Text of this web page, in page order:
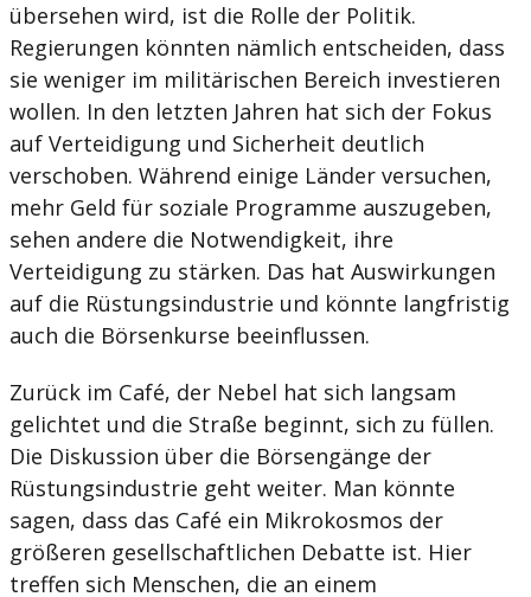
übersehen wird, ist die Rolle der Politik.
Regierungen könnten nämlich entscheiden, dass
sie weniger im militärischen Bereich investieren
wollen. In den letzten Jahren hat sich der Fokus
auf Verteidigung und Sicherheit deutlich
verschoben. Während einige Länder versuchen,
mehr Geld für soziale Programme auszugeben,
sehen andere die Notwendigkeit, ihre
Verteidigung zu stärken. Das hat Auswirkungen
auf die Rüstungsindustrie und könnte langfristig
auch die Börsenkurse beeinflussen.
Zurück im Café, der Nebel hat sich langsam
gelichtet und die Straße beginnt, sich zu füllen.
Die Diskussion über die Börsengänge der
Rüstungsindustrie geht weiter. Man könnte
sagen, dass das Café ein Mikrokosmos der
größeren gesellschaftlichen Debatte ist. Hier
treffen sich Menschen, die an einem